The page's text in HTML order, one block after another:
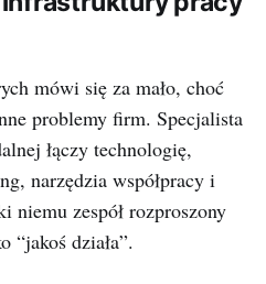
mówi się za mało, choć
problemy firm. Specjalista
łączy technologię,
narzędzia współpracy i
niemu zespół rozproszony
“jakoś działa”.